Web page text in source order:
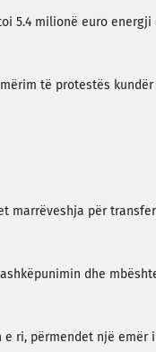
5.4 milionë euro energji
të protestës
marrëveshja për
dhe
ri, përmendet një emër